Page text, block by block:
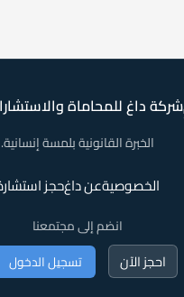
شركة داغ للمحاماة
الخبرة القانونية بلمسة إنسانية.
الخصوصيةعن داغحجز
انضم إلى مجتمعنا
احجز الآن تسجيل الدخول